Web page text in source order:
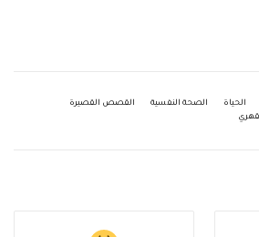
الحياة الصحة النفسية
القصص القصيرة